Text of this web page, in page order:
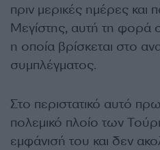
πριν μερικές ημέρες και
Μεγίστης, αυτή τη φορά
η οποία βρίσκεται στο
συμπλέγματος.
Στο περιστατικό αυτό
πολεμικό πλοίο των
εμφάνισή του και δεν